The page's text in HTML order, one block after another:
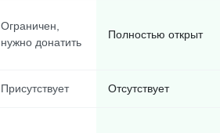
Ограничен,
нужно донатить
Полностью открыт
Присутствует Отсутствует